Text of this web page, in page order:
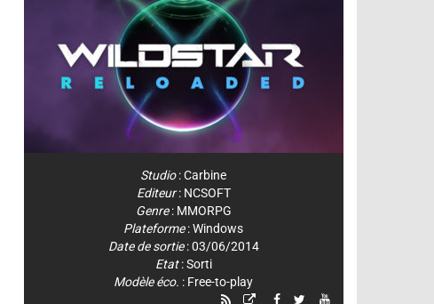
Studio:Carbine
Editeur: NCSOFT
Genre: MMORPG
Plateforme:Windows
Date de sortie: 03/06/2014
Etat: Sorti
Modèle éco. : Free-to-play